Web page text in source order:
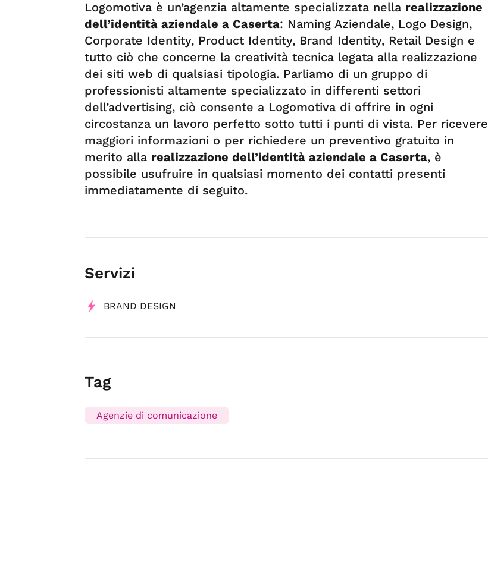
Logomotiva è un’agenzia altamente specializzata nella realizzazione
dell’identità aziendale a Caserta: Naming Aziendale, Logo Design,
Corporate Identity, Product Identity, Brand Identity, Retail Design e
tutto ciò che concerne la creatività tecnica legata alla realizzazione
dei siti web di qualsiasi tipologia. Parliamo di un gruppo di
professionisti altamente specializzato in differenti settori
dell’advertising, ciò consente a Logomotiva di offrire in ogni
circostanza un lavoro perfetto sotto tutti i punti di vista. Per ricevere
maggiori informazioni o per richiedere un preventivo gratuito in
merito alla realizzazione dell’identità aziendale a Caserta, è
possibile usufruire in qualsiasi momento dei contatti presenti
immediatamente di seguito.
Servizi
BRAND DESIGN
Tag
Agenzie di comunicazione